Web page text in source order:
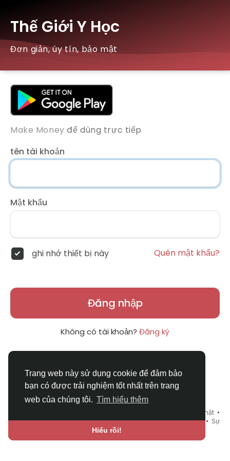
Trang web này sử dụng cookie để đảm bảo
bạn có được trải nghiệm tốt nhất trên trang
web của chúng tôi. Tìm hiểu thêm
Hiểu rồi!
Thế Giới Y Học
Đơn giản, úy tín, bảo mật
Make Money để dùng trực tiếp
tên tài khoản
Mật khẩu
ghi nhớ thiết bị này Quên mật khẩu?
Đăng nhập
Không có tài khoản? Đăng ký
Chính sách bảo mật •
Liên hệ chúng tôi•Bao Quát•Danh mục•Blog•Diễn đàn• Sự
Chợ Tình•